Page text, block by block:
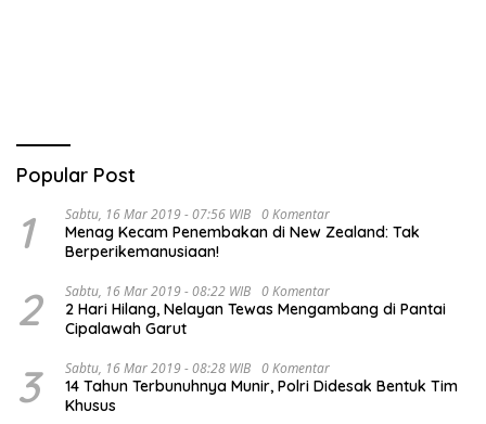
Popular Post
1 Sabtu, 16 Mar 2019 - 07:56 WIB 0 Komentar
Menag Kecam Penembakan di New Zealand: Tak
Berperikemanusiaan!
2 Sabtu, 16 Mar 2019 - 08:22 WIB 0 Komentar
2 Hari Hilang, Nelayan Tewas Mengambang di Pantai
Cipalawah Garut
3 Sabtu, 16 Mar 2019 - 08:28 WIB 0 Komentar
14 Tahun Terbunuhnya Munir, Polri Didesak Bentuk Tim
Khusus